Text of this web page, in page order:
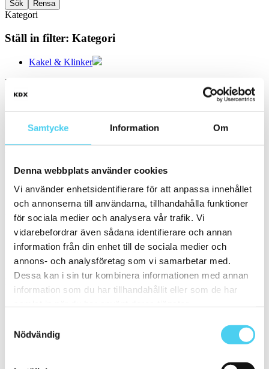
Samtycke Information Om
Denna webbplats använder cookies
Vi använder enhetsidentifierare för att anpassa innehållet
och annonserna till användarna, tillhandahålla funktioner
för sociala medier och analysera vår trafik. Vi
vidarebefordrar även sådana identifierare och annan
information från din enhet till de sociala medier och
annons- och analysföretag som vi samarbetar med.
Dessa kan i sin tur kombinera informationen med annan
information som du har tillhandahållit eller som de har
Nödvändig
Kategori
Ställ in filter: Kategori
Kakel & Klinker
Produkttyp
Vilken typ av produkt letar ni efter?
Granitkeramik
Färg
Beigea
Form
Välj en eller flera former:
Rektangulär
Storlek
Filtrera efter storlek: